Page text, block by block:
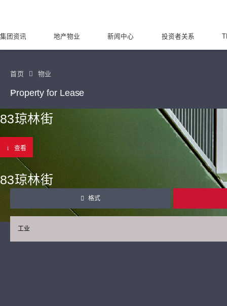
集团资讯 地产物业 新闻中心 投资者关系
首页 物业
Property for Lease
83琼林街
查看
83琼林街
格式
工业